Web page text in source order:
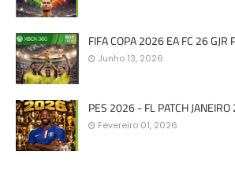
FIFA COPA 2026 EA FC 26 GJR
Junho 13, 2026
PES 2026 - FL PATCH
Fevereiro 01, 2026